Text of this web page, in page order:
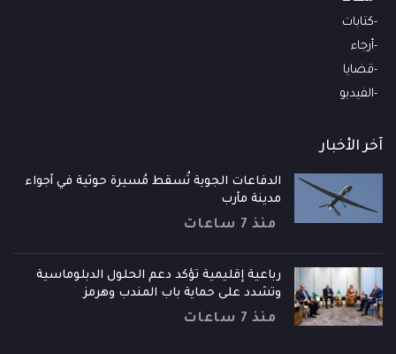
كتابات
أرجاء
قضايا
الفيديو
آخر الأخبار
الدفاعات الجوية تُسقط مُسيرة حوثية في أجواء
مدينة مأرب
منذ 7 ساعات
رباعية إقليمية تؤكد دعم الحلول الدبلوماسية
وتشدد على حماية باب المندب وهرمز
منذ 7 ساعات